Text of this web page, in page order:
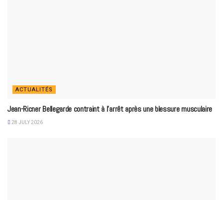
ACTUALITÉS
Jean-Ricner Bellegarde contraint à l’arrêt après une blessure musculaire
28 JULY 2026